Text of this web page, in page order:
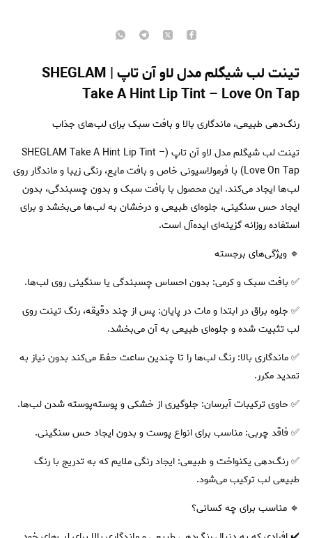
تینت لب شیگلم مدل لاو آن تاپ | SHEGLAM
Take A Hint Lip Tint – Love On Tap
رنگ‌دهی طبیعی، ماندگاری بالا و بافت سبک برای لب‌های جذاب
تینت لب شیگلم مدل لاو آن تاپ (SHEGLAM Take A Hint Lip Tint –
Love On Tap) با فرمولاسیونی خاص و بافت مایع، رنگی زیبا و ماندگار روی
لب‌ها ایجاد می‌کند. این محصول با بافت سبک و بدون چسبندگی، بدون
ایجاد حس سنگینی، جلوه‌ای طبیعی و درخشان به لب‌ها می‌بخشد و برای
استفاده روزانه گزینه‌ای ایده‌آل است.
🔹 ویژگی‌های برجسته
✅ بافت سبک و کرمی: بدون احساس چسبندگی یا سنگینی روی لب‌ها.
✅ جلوه براق در ابتدا و مات در پایان: پس از چند دقیقه، رنگ تینت روی
لب تثبیت شده و جلوه‌ای طبیعی به آن می‌بخشد.
✅ ماندگاری بالا: رنگ لب‌ها را تا چندین ساعت حفظ می‌کند بدون نیاز به
تمدید مکرر.
✅ حاوی ترکیبات آبرسان: جلوگیری از خشکی و پوسته‌پوسته شدن لب‌ها.
✅ فاقد چربی: مناسب برای انواع پوست و بدون ایجاد حس سنگینی.
✅ رنگ‌دهی یکنواخت و طبیعی: ایجاد رنگی ملایم که به تدریج با رنگ
طبیعی لب ترکیب می‌شود.
🔹 مناسب برای چه کسانی؟